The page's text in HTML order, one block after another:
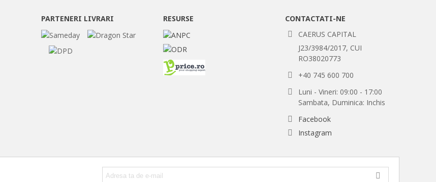
PARTENERI LIVRARI RESURSE
CONTACTATI-NE
CAERUS CAPITAL
J23/3984/2017, CUI
RO38020773
+40 745 600 700
Luni - Vineri: 09:00 - 17:00
Sambata, Duminica: Inchis
Facebook
Instagram